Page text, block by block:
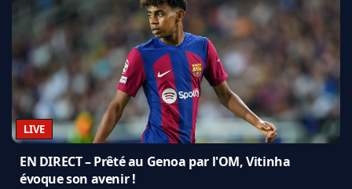
LIVE
EN DIRECT – Prêté au Genoa par l'OM, Vitinha
évoque son avenir !